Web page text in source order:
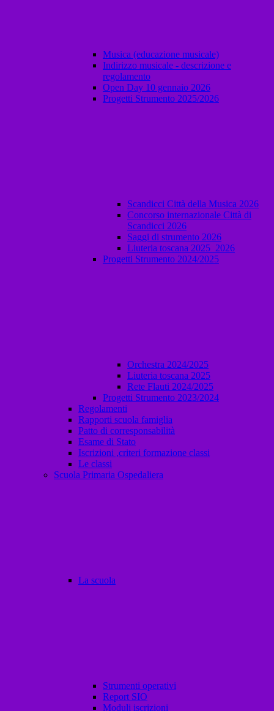
Musica (educazione musicale)
Indirizzo musicale - descrizione e
regolamento
Open Day 10 gennaio 2026
Progetti Strumento 2025/2026
Scandicci Città della Musica 2026
Concorso internazionale Città di
Scandicci 2026
Saggi di strumento 2026
Liuteria toscana 2025_2026
Progetti Strumento 2024/2025
Orchestra 2024/2025
Liuteria toscana 2025
Rete Flauti 2024/2025
Progetti Strumento 2023/2024
Regolamenti
Rapporti scuola famiglia
Patto di corresponsabilità
Esame di Stato
Iscrizioni ,criteri formazione classi
Le classi
Scuola Primaria Ospedaliera
La scuola
Strumenti operativi
Report SIO
Moduli iscrizioni